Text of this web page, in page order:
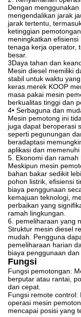
Dengan
mengendalikan jarak
jarak tertentu,
ketinggian
meningkatkan
tenaga kerja operator,
besar.
3Daya tahan dan
Mesin diesel memiliki
stabil untuk waktu
keras.merek KOOP
masa pakai mesin
berkualitas tinggi dan
4• Serbaguna dan
Mesin pemotong ini
juga dapat beroperasi
seperti pegunungan
beradaptasi
aplikasi dan
5. Ekonomi dan ramah
Meskipun mesin
bahan bakar sedikit
pohon listrik, efisiensi
biaya penggunaan
kemajuan teknologi,
perbaikan yang
ramah lingkungan.
6. pemeliharaan yang
Struktur mesin diesel
mudah. Pengguna
pemeliharaan harian
biaya penggunaan dan
Fungsi
Fungsi pemotongan:
berputar atau rantai,
dan cepat.
Fungsi remote
operasi mesin
mencapai posisi yang